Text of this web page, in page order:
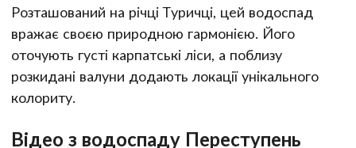
Розташований на річці Туричці, цей водоспад
вражає своєю природною гармонією. Його
оточують густі карпатські ліси, а поблизу
розкидані валуни додають локації унікального
колориту.
Відео з водоспаду Переступень